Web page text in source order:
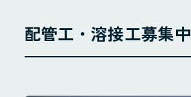
地域貢献・SDGs
配管工・溶接工募集中